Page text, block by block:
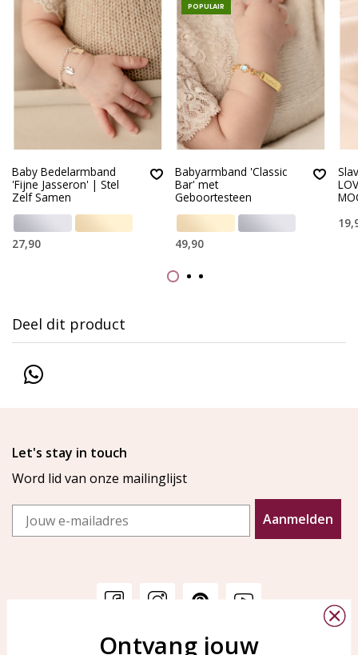
Baby Bedelarmband
'Fijne Jasseron' | Stel
Zelf Samen
27,90
POPULAIR
Babyarmband 'Classic
Bar' met
Geboortesteen
49,90
Deel dit product
Let's stay in touch
Word lid van onze mailinglijst
Email
Aanmelden
KAYA Sieraden
Ontvang jouw